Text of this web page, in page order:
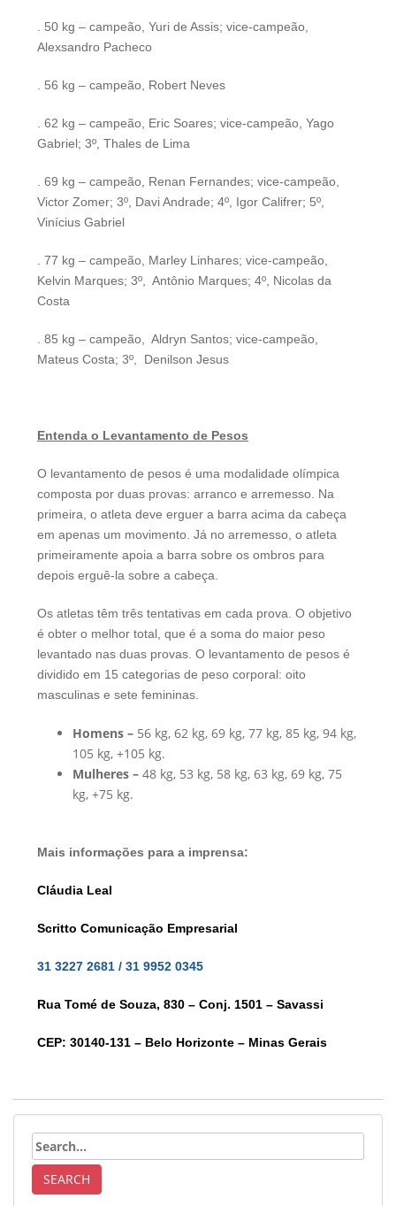
. 50 kg – campeão, Yuri de Assis; vice-campeão,
Alexsandro Pacheco
. 56 kg – campeão, Robert Neves
. 62 kg – campeão, Eric Soares; vice-campeão, Yago
Gabriel; 3º, Thales de Lima
. 69 kg – campeão, Renan Fernandes; vice-campeão,
Victor Zomer; 3º, Davi Andrade; 4º, Igor Califrer; 5º,
Vinícius Gabriel
. 77 kg – campeão, Marley Linhares; vice-campeão,
Kelvin Marques; 3º, Antônio Marques; 4º, Nicolas da
Costa
. 85 kg – campeão, Aldryn Santos; vice-campeão,
Mateus Costa; 3º, Denilson Jesus
Entenda o Levantamento de Pesos
O levantamento de pesos é uma modalidade olímpica
composta por duas provas: arranco e arremesso. Na
primeira, o atleta deve erguer a barra acima da cabeça
em apenas um movimento. Já no arremesso, o atleta
primeiramente apoia a barra sobre os ombros para
depois erguê-la sobre a cabeça.
Os atletas têm três tentativas em cada prova. O objetivo
é obter o melhor total, que é a soma do maior peso
levantado nas duas provas. O levantamento de pesos é
dividido em 15 categorias de peso corporal: oito
masculinas e sete femininas.
Homens – 56 kg, 62 kg, 69 kg, 77 kg, 85 kg, 94 kg,
105 kg, +105 kg.
Mulheres – 48 kg, 53 kg, 58 kg, 63 kg, 69 kg, 75
kg, +75 kg.
Mais informações para a imprensa:
Cláudia Leal
Scritto Comunicação Empresarial
31 3227 2681 / 31 9952 0345
Rua Tomé de Souza, 830 – Conj. 1501 – Savassi
CEP: 30140-131 – Belo Horizonte – Minas Gerais